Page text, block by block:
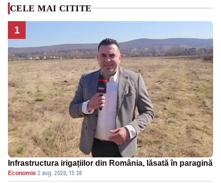
CELE MAI CITITE
1
Infrastructura irigațiilor din România, lăsată în paragină
Economie·2 aug. 2026, 15:38